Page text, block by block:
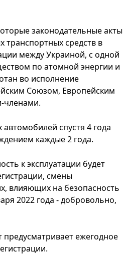
законодательные акты
транспортных средств в
между Украиной, с одной
по атомной энергии и
во исполнение
Союзом, Европейским
членами.
спустя 4 года
каждые 2 года.
к эксплуатации будет
смены
влияющих на безопасность
2022 года - добровольно,
ежегодное